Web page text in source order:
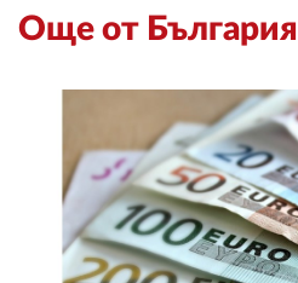
Още от България